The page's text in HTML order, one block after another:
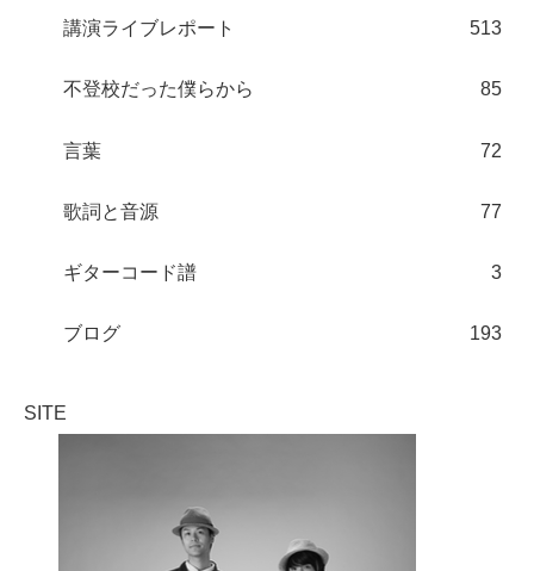
講演ライブレポート 513
不登校だった僕らから 85
言葉 72
歌詞と音源 77
ギターコード譜 3
ブログ 193
SITE